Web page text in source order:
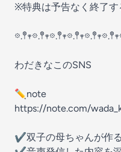
※特典は予告なく終了
わだきなこのSNS
✏︎note
https://note.com/
✔︎双子の母ちゃんが作